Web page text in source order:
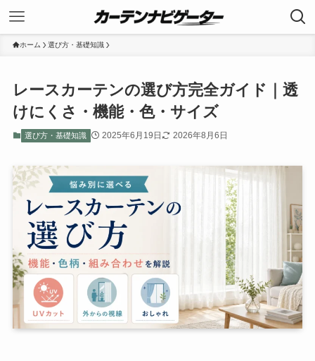
ホーム 選び方・基礎知識
レースカーテンの選び方完全ガイド｜透
けにくさ・機能・色・サイズ
選び方・基礎知識 2025年6月19日 2026年8月6日